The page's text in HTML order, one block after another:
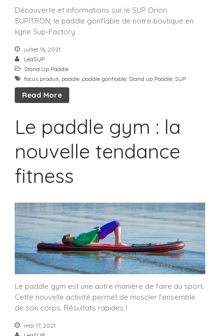
Découverte et informations sur le SUP Orion
SUPITRON, le paddle gonflable de notre boutique en
ligne Sup-Factory.
juillet 16, 2021
LeaSUP
Stand Up Paddle
focus produit paddle paddle gonflable Stand up Paddle SUP
Read More
Le paddle gym : la
nouvelle tendance
fitness
Le paddle gym est une autre manière de faire du sport.
Cette nouvelle activité permet de muscler l’ensemble
de son corps. Résultats rapides !
mai 17, 2021